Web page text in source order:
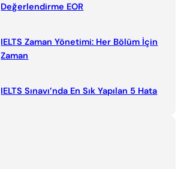
Değerlendirme EOR
IELTS Zaman Yönetimi: Her Bölüm İçin
Zaman
IELTS Sınavı’nda En Sık Yapılan 5 Hata